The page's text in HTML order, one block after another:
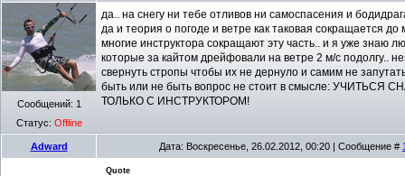
Сообщений: 1
Статус: Offline
да.. на снегу ни тебе отливов ни самоспасения и
да и теория о погоде и ветре как таковая сокращается
многие инструктора сокращают эту часть.. и я уже знаю
которые за кайтом дрейфовали на ветре 2 м/с подолгу..
свернуть стропы чтобы их не дернуло и самим не
быть или не быть вопрос не стоит в смысле: УЧИТЬСЯ
ТОЛЬКО С ИНСТРУКТОРОМ!
Adward Дата: Воскресенье, 26.02.2012, 00:20 | Сообщение #
Quote